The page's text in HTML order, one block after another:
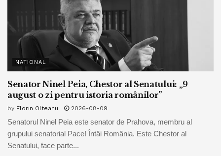
NATIONAL
Senator Ninel Peia, Chestor al Senatului: „9
august o zi pentru istoria românilor”
by Florin Olteanu 2026-08-09
Senatorul Ninel Peia este senator de Prahova, membru al
grupului senatorial Pace! Întâi România. Este Chestor al
Senatului, face parte...